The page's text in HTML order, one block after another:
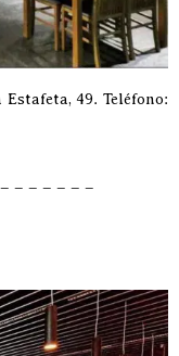
49. Teléfono:
– – – – – –